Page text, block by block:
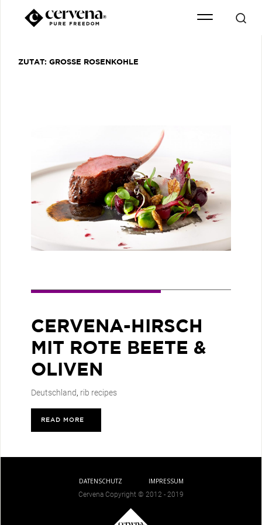
ZUTAT: GROSSE ROSENKOHLE
CERVENA-HIRSCH
MIT ROTE BEETE &
OLIVEN
Deutschland, rib recipes
READ MORE
DATENSCHUTZ
IMPRESSUM
Cervena Copyright © 2012 - 2019